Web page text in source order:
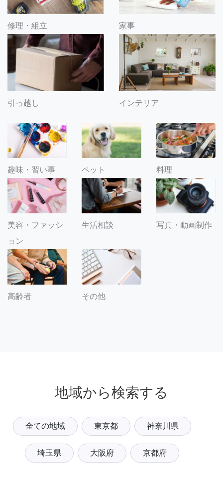
修理・組立 家事
引っ越し インテリア
趣味・習い事 ペット 料理
美容・ファッシ
ョン
生活相談 写真・動画制作
高齢者 その他
地域から検索する
全ての地域 東京都 神奈川県
埼玉県 大阪府 京都府